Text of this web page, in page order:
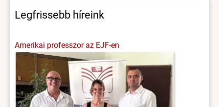
Legfrissebb híreink
Amerikai professzor az EJF-en